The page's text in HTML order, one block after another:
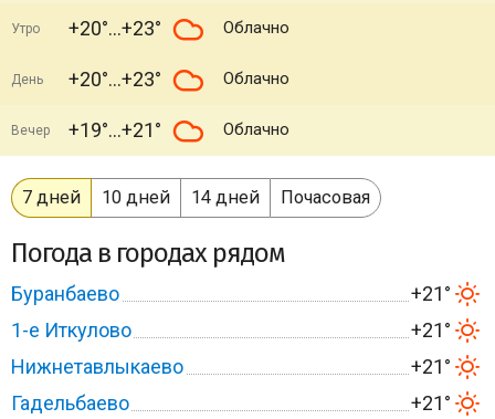
Утро +20° +23° Облачно
День +20° +23° Облачно
Вечер +19° +21° Облачно
7 дней 10 дней 14 дней Почасовая
Погода в городах рядом
Буранбаево
+21°
1-е Иткулово
+21°
Нижнетавлыкаево
+21°
Гадельбаево
+21°